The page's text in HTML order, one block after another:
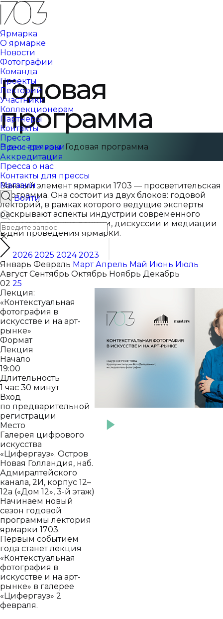
Ярмарка
О ярмарке
Новости
Фотографии
Команда
Проекты
Лекторий
Участники
Коллекционерам
Партнеры
Контакты
Пресса
Пресс-релизы
Аккредитация
Пресса о нас
Контакты для прессы
Магазин
Войти
Годовая
программа
В дни ярмаркиГодовая программа
Важный элемент ярмарки 1703 — просветительская
программа. Она состоит из двух блоков: годовой
лекторий, в рамках которого ведущие эксперты
раскрывают аспекты индустрии современного
искусства, а также лекции, дискуссии и медиации
в дни проведения ярмарки.
2026 2025 20242023
Январь Февраль МартАпрель Май Июнь Июль
АвгустСентябрь Октябрь Ноябрь Декабрь
02 25
Лекция:
«Контекстуальная
фотография в
искусстве и на арт-
рынке»
Формат
Лекция
Начало
19:00
Длительность
1 час 30 минут
Вход
по предварительной
регистрации
Место
Галерея цифрового
искусства
«Цифергауз». Остров
Новая Голландия, наб.
Адмиралтейского
канала, 2И, корпус 12–
12а («Дом 12», 3-й этаж)
Начинаем новый
сезон годовой
программы лектория
ярмарки 1703.
Первым событием
года станет лекция
«Контекстуальная
фотография в
искусстве и на арт-
рынке» в галерее
«Цифергауз» 2
февраля.